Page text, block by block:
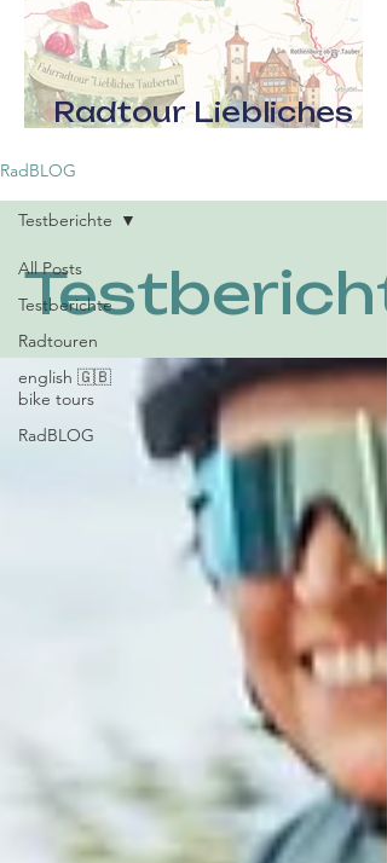
Radtour Liebliches
RadBLOG
All Posts
Testberichte
Radtouren
english 🇬🇧
bike tours
RadBLOG
Testberichte